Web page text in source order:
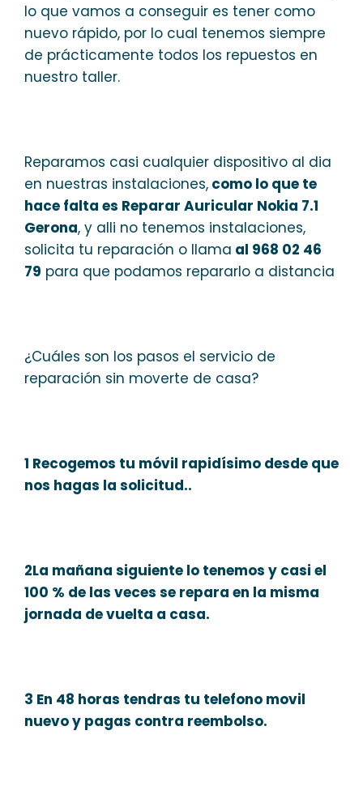
lo que vamos a conseguir es tener como
nuevo rápido, por lo cual tenemos siempre
de prácticamente todos los repuestos en
nuestro taller.
Reparamos casi cualquier dispositivo al dia
en nuestras instalaciones, como lo que te
hace falta es Reparar Auricular Nokia 7.1
Gerona, y alli no tenemos instalaciones,
solicita tu reparación o llama al 968 02 46
79 para que podamos repararlo a distancia
¿Cuáles son los pasos el servicio de
reparación sin moverte de casa?
1 Recogemos tu móvil rapidísimo desde que
nos hagas la solicitud..
2La mañana siguiente lo tenemos y casi el
100 % de las veces se repara en la misma
jornada de vuelta a casa.
3 En 48 horas tendras tu telefono movil
nuevo y pagas contra reembolso.